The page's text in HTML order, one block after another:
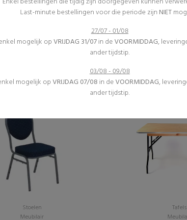
Diverse
Inrichting
€6,30 excl. btw
Stoelen
Meubilair
Tafels
Last-minute bestellingen voor die periode zijn NIET
27/07 - 01/08
mogelijk opVRIJDAG 31/07in deVOORMIDDAG,
ander tijdstip.
03/08 - 09/08
mogelijk opVRIJDAG 07/08 in deVOORMIDDAG,
ander tijdstip.